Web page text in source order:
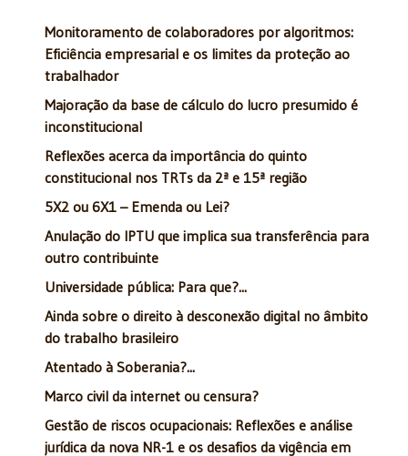
Monitoramento de colaboradores por algoritmos:
Eficiência empresarial e os limites da proteção ao
trabalhador
Majoração da base de cálculo do lucro presumido é
inconstitucional
Reflexões acerca da importância do quinto
constitucional nos TRTs da 2ª e 15ª região
5X2 ou 6X1 – Emenda ou Lei?
Anulação do IPTU que implica sua transferência para
outro contribuinte
Universidade pública: Para que?...
Ainda sobre o direito à desconexão digital no âmbito
do trabalho brasileiro
Atentado à Soberania?...
Marco civil da internet ou censura?
Gestão de riscos ocupacionais: Reflexões e análise
jurídica da nova NR-1 e os desafios da vigência em